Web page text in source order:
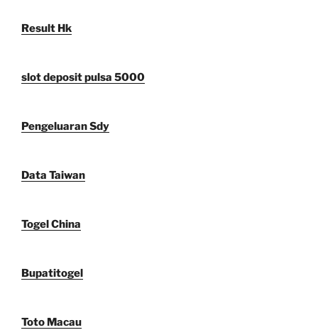
Result Hk
slot deposit pulsa 5000
Pengeluaran Sdy
Data Taiwan
Togel China
Bupatitogel
Toto Macau